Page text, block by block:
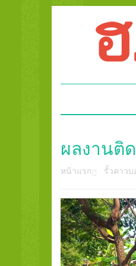
ผลงานติ
หน้าแรก รั้วคาวบ